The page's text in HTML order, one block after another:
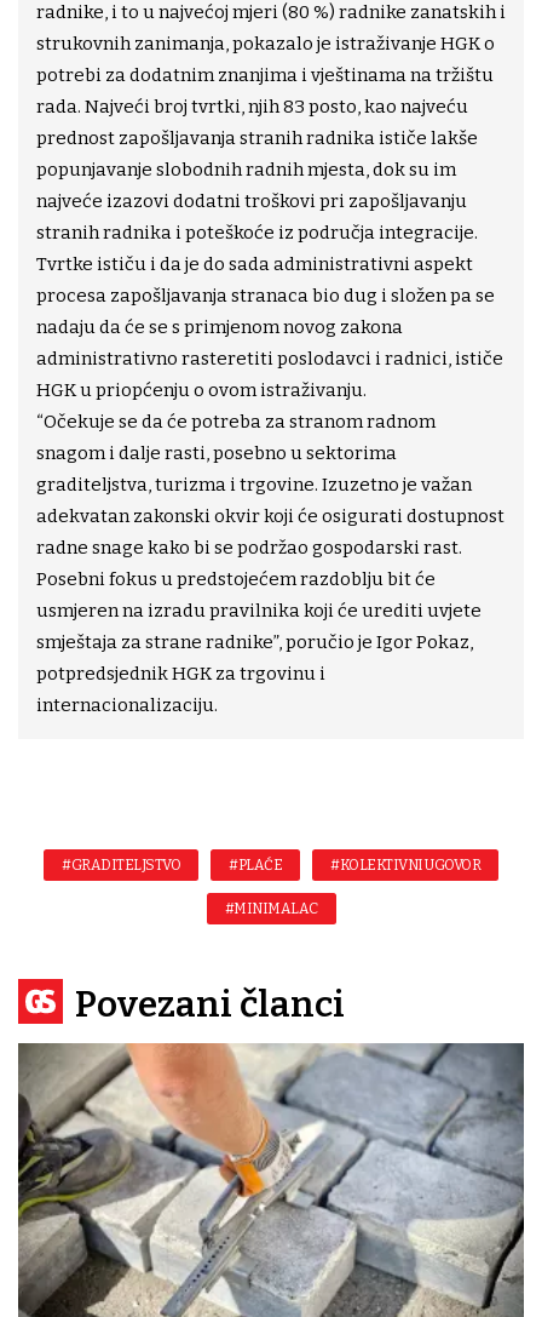
radnike, i to u najvećoj mjeri (80 %) radnike zanatskih i
strukovnih zanimanja, pokazalo je istraživanje HGK o
potrebi za dodatnim znanjima i vještinama na tržištu
rada. Najveći broj tvrtki, njih 83 posto, kao najveću
prednost zapošljavanja stranih radnika ističe lakše
popunjavanje slobodnih radnih mjesta, dok su im
najveće izazovi dodatni troškovi pri zapošljavanju
stranih radnika i poteškoće iz područja integracije.
Tvrtke ističu i da je do sada administrativni aspekt
procesa zapošljavanja stranaca bio dug i složen pa se
nadaju da će se s primjenom novog zakona
administrativno rasteretiti poslodavci i radnici, ističe
HGK u priopćenju o ovom istraživanju.
“Očekuje se da će potreba za stranom radnom
snagom i dalje rasti, posebno u sektorima
graditeljstva, turizma i trgovine. Izuzetno je važan
adekvatan zakonski okvir koji će osigurati dostupnost
radne snage kako bi se podržao gospodarski rast.
Posebni fokus u predstojećem razdoblju bit će
usmjeren na izradu pravilnika koji će urediti uvjete
smještaja za strane radnike”, poručio je Igor Pokaz,
potpredsjednik HGK za trgovinu i
internacionalizaciju.
#GRADITELJSTVO #PLAĆE #KOLEKTIVNI UGOVOR
#MINIMALAC
Povezani članci